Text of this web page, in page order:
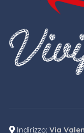
Indirizzo: Via